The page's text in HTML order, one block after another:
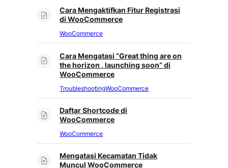
Cara Mengaktifkan Fitur Registrasi
di WooCommerce
WooCommerce
Cara Mengatasi “Great thing are on
the horizon , launching soon” di
WooCommerce
TroubleshootingWooCommerce
Daftar Shortcode di
WooCommerce
WooCommerce
Mengatasi Kecamatan Tidak
Muncul WooCommerce